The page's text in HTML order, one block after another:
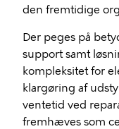
den fremtidige
Der peges på
support samt
kompleksitet for
klargøring af
ventetid ved
fremhæves som